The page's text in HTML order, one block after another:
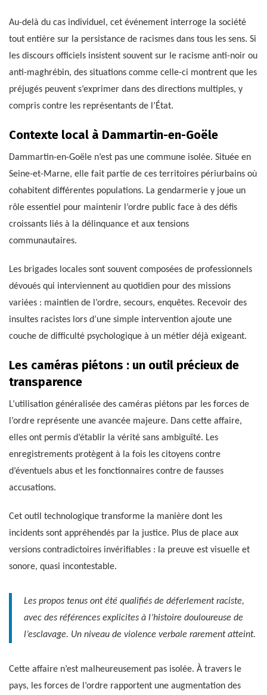
Au-delà du cas individuel, cet événement interroge la société
tout entière sur la persistance de racismes dans tous les sens. Si
les discours officiels insistent souvent sur le racisme anti-noir ou
anti-maghrébin, des situations comme celle-ci montrent que les
préjugés peuvent s’exprimer dans des directions multiples, y
compris contre les représentants de l’État.
Contexte local à Dammartin-en-Goële
Dammartin-en-Goële n’est pas une commune isolée. Située en
Seine-et-Marne, elle fait partie de ces territoires périurbains où
cohabitent différentes populations. La gendarmerie y joue un
rôle essentiel pour maintenir l’ordre public face à des défis
croissants liés à la délinquance et aux tensions
communautaires.
Les brigades locales sont souvent composées de professionnels
dévoués qui interviennent au quotidien pour des missions
variées : maintien de l’ordre, secours, enquêtes. Recevoir des
insultes racistes lors d’une simple intervention ajoute une
couche de difficulté psychologique à un métier déjà exigeant.
Les caméras piétons : un outil précieux de
transparence
L’utilisation généralisée des caméras piétons par les forces de
l’ordre représente une avancée majeure. Dans cette affaire,
elles ont permis d’établir la vérité sans ambiguïté. Les
enregistrements protègent à la fois les citoyens contre
d’éventuels abus et les fonctionnaires contre de fausses
accusations.
Cet outil technologique transforme la manière dont les
incidents sont appréhendés par la justice. Plus de place aux
versions contradictoires invérifiables : la preuve est visuelle et
sonore, quasi incontestable.
Les propos tenus ont été qualifiés de déferlement raciste,
avec des références explicites à l’histoire douloureuse de
l’esclavage. Un niveau de violence verbale rarement atteint.
Cette affaire n’est malheureusement pas isolée. À travers le
pays, les forces de l’ordre rapportent une augmentation des